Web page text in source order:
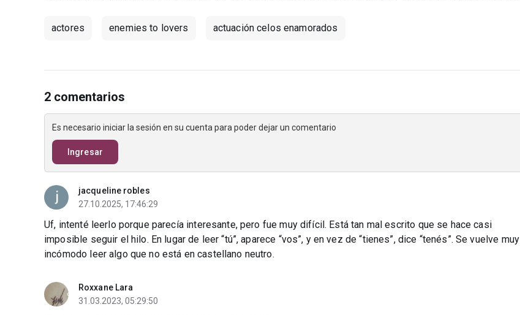
actores enemies to lovers actuación celos enamorados
2 comentarios
Es necesario iniciar la sesión en su cuenta para poder dejar un comentario
Ingresar
jacqueline robles
27.10.2025, 17:46:29
Uf, intenté leerlo porque parecía interesante, pero fue muy difícil. Está tan mal escrito que se hace casi
imposible seguir el hilo. En lugar de leer “tú”, aparece “vos”, y en vez de “tienes”, dice “tenés”. Se vuelve muy
incómodo leer algo que no está en castellano neutro.
Roxxane Lara
31.03.2023, 05:29:50